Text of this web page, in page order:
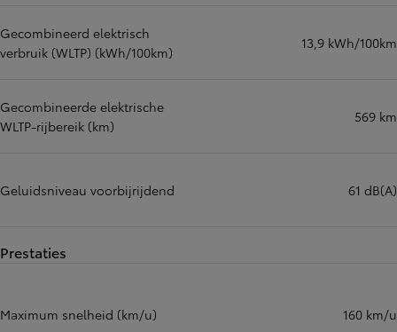
Gecombineerd elektrisch
verbruik (WLTP) (kWh/100km)
13,9 kWh/100km
Gecombineerde elektrische
WLTP-rijbereik (km)
569 km
Geluidsniveau voorbijrijdend 61 dB(A)
Prestaties
Maximum snelheid (km/u) 160 km/u